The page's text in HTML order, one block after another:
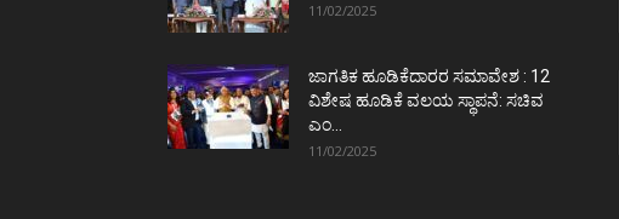
11/02/2025
ಜಾಗತಿಕ ಹೂಡಿಕೆದಾರರ ಸಮಾವೇಶ : 12
ವಿಶೇಷ ಹೂಡಿಕೆ ವಲಯ ಸ್ಥಾಪನೆ: ಸಚಿವ
ಎಂ...
11/02/2025